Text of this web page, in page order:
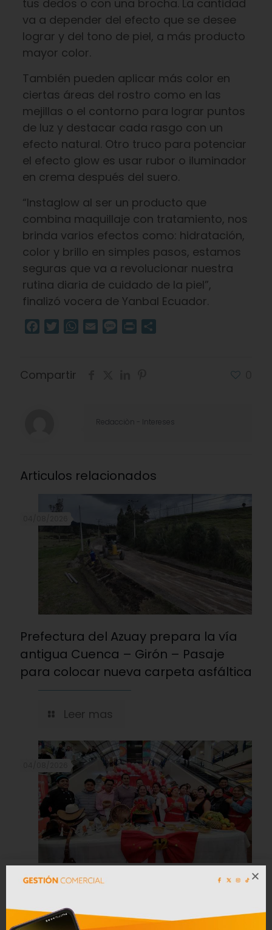
tus dedos o con una brocha. La cantidad
va a depender del efecto que se desee
lograr y del tono de piel, a más producto
mayor color.
También pueden aplicar más color en
ciertas áreas del rostro como en las
mejillas o el contorno para lograr puntos
de luz y destacar cada rasgo con un
efecto natural. Otro truco para potenciar
el efecto glow es usar rubor o iluminador
en crema después del suero.
“Instaglow al ser un producto que
combina maquillaje con tratamiento, nos
brinda varios efectos como: hidratación,
color y brillo en simples pasos, estamos
seguras que va a revolucionar nuestra
rutina diaria de cuidado de la piel”,
finalizó vocera de Yanbal Ecuador.
Facebook
TwitterWhatsApp
Email Message
Print
Compartir
Redacciòn - Intereses
Articulos relacionados
Prefectura del Azuay prepara la vía
antigua Cuenca – Girón – Pasaje
para colocar nueva carpeta asfáltica
Leer mas
Mercado Diez de Agosto celebra 72
gastronomía